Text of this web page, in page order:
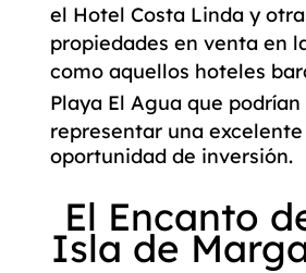
el Hotel Costa Linda y
propiedades en venta en
como aquellos hoteles
Playa El Agua que podrían
representar una excelente
oportunidad de inversión.
El Encanto
Isla de